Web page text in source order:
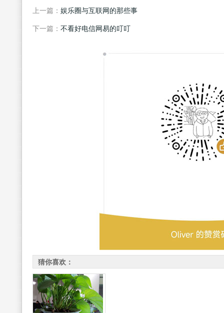
上一篇： 娱乐圈与互联网的那些事
下一篇： 不看好电信网易的叮叮
猜你喜欢：